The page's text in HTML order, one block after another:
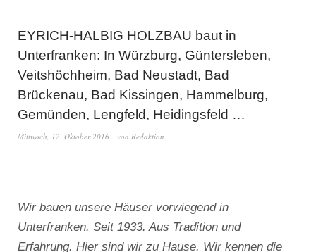
EYRICH-HALBIG HOLZBAU baut in
Unterfranken: In Würzburg, Güntersleben,
Veitshöchheim, Bad Neustadt, Bad
Brückenau, Bad Kissingen, Hammelburg,
Gemünden, Lengfeld, Heidingsfeld …
Mittwoch, 12. Oktober 2016 von Redaktion
Wir bauen unsere Häuser vorwiegend in
Unterfranken. Seit 1933. Aus Tradition und
Erfahrung. Hier sind wir zu Hause. Wir kennen die